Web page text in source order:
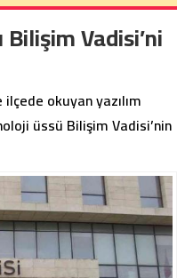
Bilişim Vadisi’ni
okuyan yazılım
üssü Bilişim Vadisi’nin